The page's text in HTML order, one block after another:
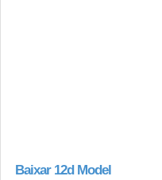
Baixar 12d Model